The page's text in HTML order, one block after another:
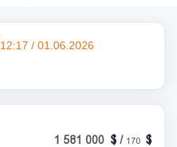
12:17 / 01.06.2026
1 581 000 / 170